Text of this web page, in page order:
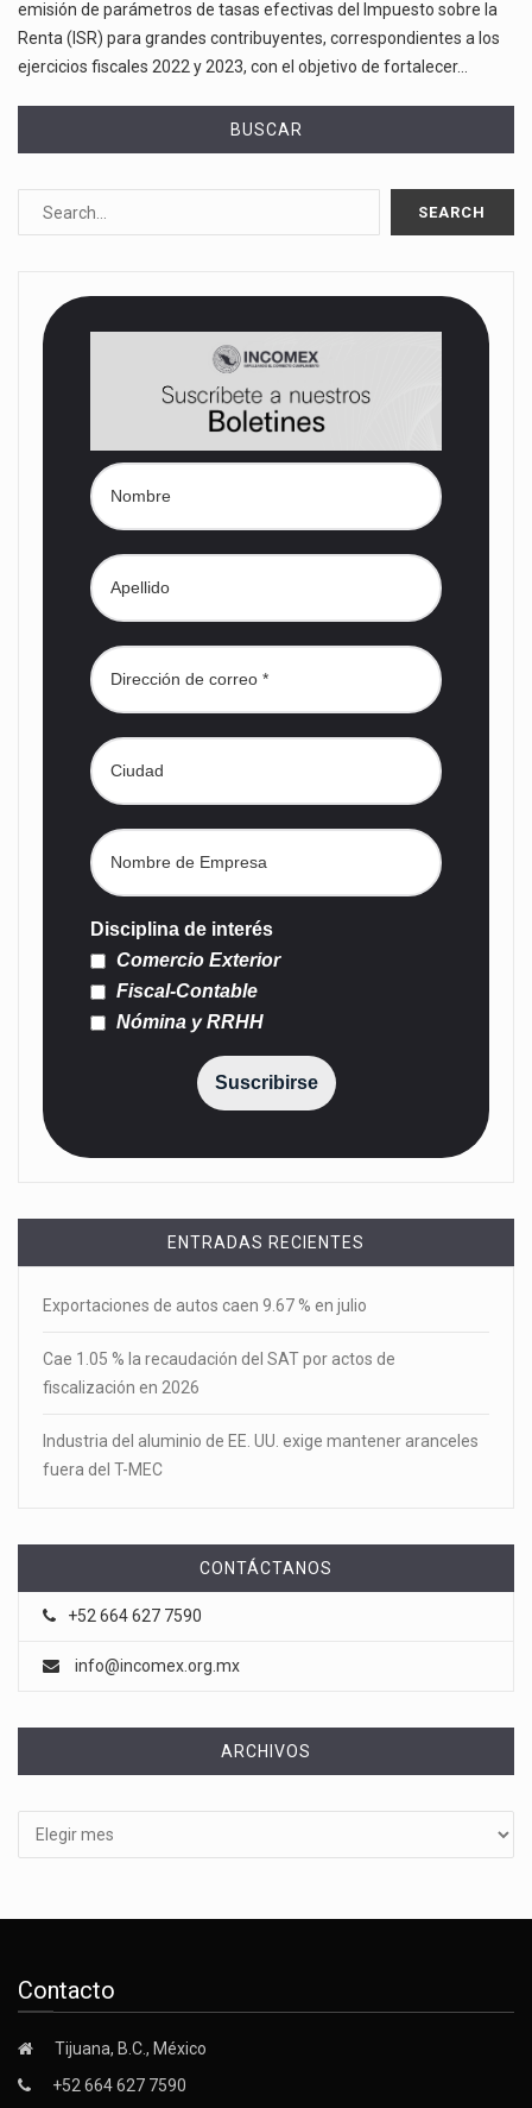
emisión de parámetros de tasas efectivas del Impuesto sobre la
Renta (ISR) para grandes contribuyentes, correspondientes a los
ejercicios fiscales 2022 y 2023, con el objetivo de fortalecer…
BUSCAR
Disciplina de interés
Comercio Exterior
Fiscal-Contable
Nómina y RRHH
Suscribirse
ENTRADAS RECIENTES
Exportaciones de autos caen 9.67 % en julio
Cae 1.05 % la recaudación del SAT por actos de
fiscalización en 2026
Industria del aluminio de EE. UU. exige mantener aranceles
fuera del T-MEC
CONTÁCTANOS
+52 664 627 7590
info@incomex.org.mx
ARCHIVOS
Contacto
Tijuana, B.C., México
+52 664 627 7590